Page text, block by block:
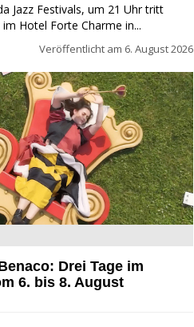
Jazz Festivals, um 21 Uhr tritt
Hotel Forte Charme in...
Veröffentlicht am 6. August 2026
Drei Tage im Wunderland
Drei Tage im
6. bis 8. August